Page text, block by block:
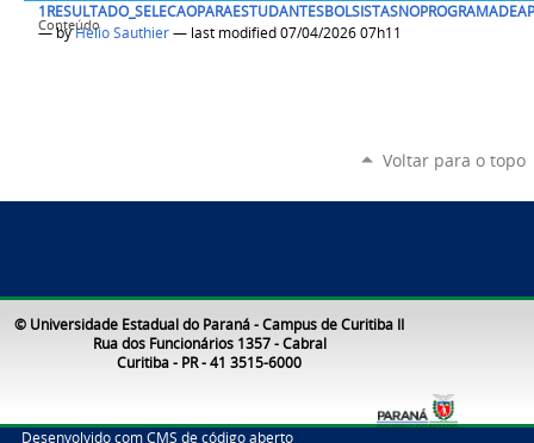
Conteúdo
—byHelio Sauthier — last modified 07/04/2026 07h11
Voltar para o topo
© Universidade Estadual do Paraná - Campus de Curitiba II
Rua dos Funcionários 1357 - Cabral
Curitiba - PR - 41 3515-6000
Desenvolvido com CMS de código aberto